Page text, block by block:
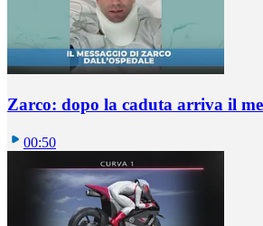
Zarco: dopo la caduta arriva il
00:50